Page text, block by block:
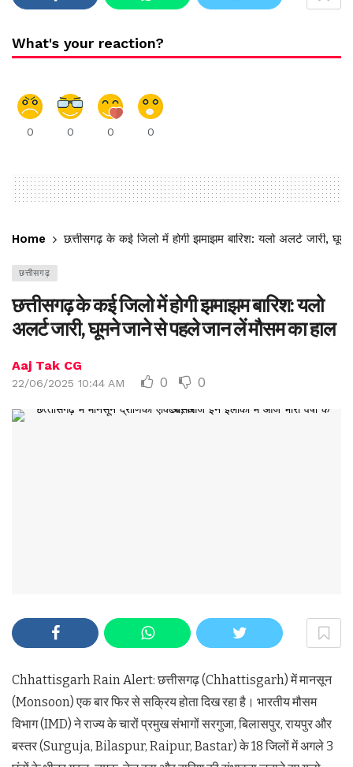
What's your reaction?
0 0 0 0
Home छत्तीसगढ़ के कई जिलो में होगी झमाझम बारिश: यलो अलर्ट जारी,
छत्तीसगढ़
छत्तीसगढ़ के कई जिलो में होगी झमाझम बारिश: यलो
अलर्ट जारी, घूमने जाने से पहले जान लें मौसम का हाल
Aaj Tak CG
22/06/2025 10:44 AM 0 0
Chhattisgarh Rain Alert: छत्तीसगढ़ (Chhattisgarh) में मानसून
(Monsoon) एक बार फिर से सक्रिय होता दिख रहा है। भारतीय मौसम
विभाग (IMD) ने राज्य के चारों प्रमुख संभागों सरगुजा, बिलासपुर, रायपुर और
बस्तर (Surguja, Bilaspur, Raipur, Bastar) के 18 जिलों में अगले 3